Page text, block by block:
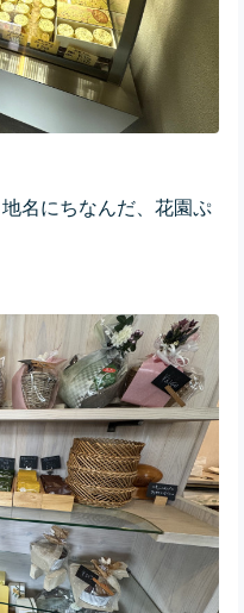
名にちなんだ、花園ぷ